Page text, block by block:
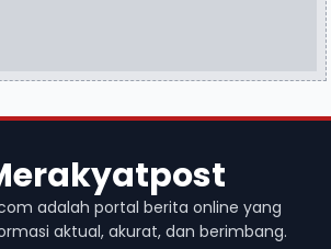
adalah portal berita online yang
aktual, akurat, dan berimbang.